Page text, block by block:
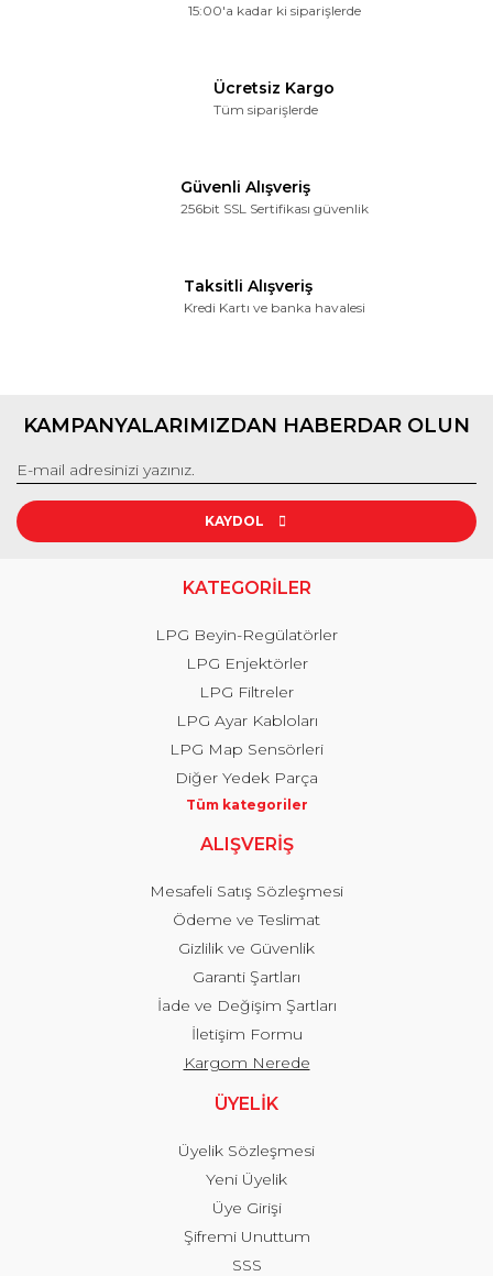
15:00'a kadar ki siparişlerde
Ücretsiz Kargo
Tüm siparişlerde
Güvenli Alışveriş
256bit SSL Sertifikası güvenlik
Taksitli Alışveriş
Kredi Kartı ve banka havalesi
KAMPANYALARIMIZDAN HABERDAR OLUN
KAYDOL
KATEGORİLER
LPG Beyin-Regülatörler
LPG Enjektörler
LPG Filtreler
LPG Ayar Kabloları
LPG Map Sensörleri
Diğer Yedek Parça
Tüm kategoriler
ALIŞVERİŞ
Mesafeli Satış Sözleşmesi
Ödeme ve Teslimat
Gizlilik ve Güvenlik
Garanti Şartları
İade ve Değişim Şartları
İletişim Formu
Kargom Nerede
ÜYELİK
Üyelik Sözleşmesi
Yeni Üyelik
Üye Girişi
Şifremi Unuttum
SSS